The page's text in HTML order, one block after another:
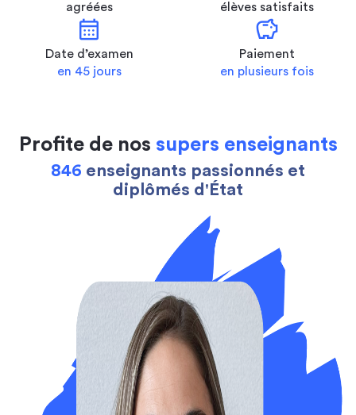
agréées
élèves satisfaits
calendar_month
Date d’examen
en 45 jours
savings
Paiement
en plusieurs fois
Profite de nos supers enseignants
846 enseignants passionnés et
diplômés d'État